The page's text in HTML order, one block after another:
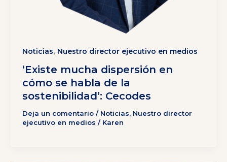
Noticias, Nuestro director ejecutivo en medios
‘Existe mucha dispersión en
cómo se habla de la
sostenibilidad’: Cecodes
Deja un comentario / Noticias, Nuestro director
ejecutivo en medios / Karen